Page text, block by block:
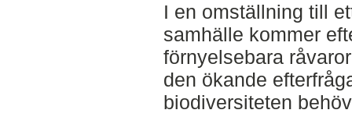
I en omställning till
samhälle kommer
förnyelsebara
den ökande
biodiversiteten